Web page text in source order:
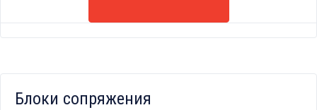
Блоки сопряжения